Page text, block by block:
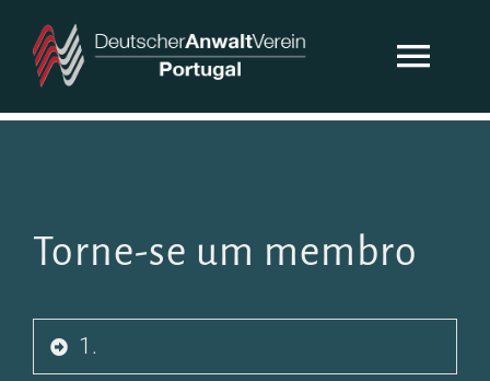
content
Torne-se um membro
1.